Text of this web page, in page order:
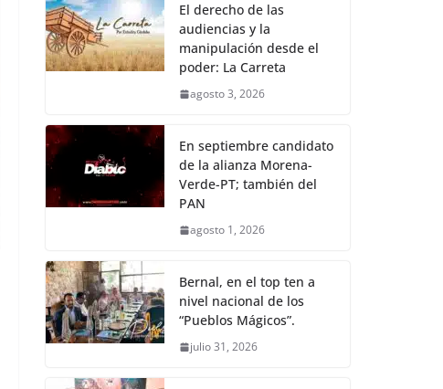
El derecho de las
audiencias y la
manipulación desde el
poder: La Carreta
agosto 3, 2026
En septiembre candidato
de la alianza Morena-
Verde-PT; también del
PAN
agosto 1, 2026
Bernal, en el top ten a
nivel nacional de los
“Pueblos Mágicos”.
julio 31, 2026